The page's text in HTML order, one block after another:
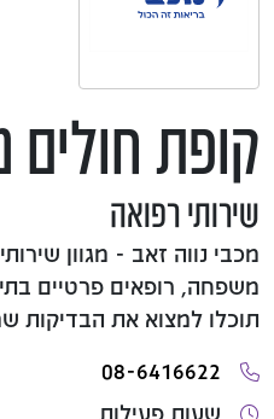
קופת חולים
שירותי רפואה
מכבי נווה זאב - מגוון
משפחה, רופאים פרטיים
תוכלו למצוא את הבדיקות
08-6416622
שעות פעילות